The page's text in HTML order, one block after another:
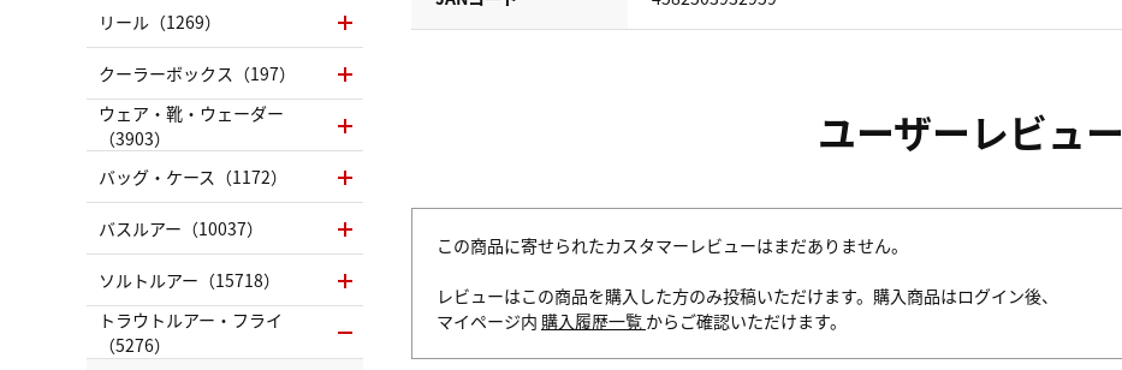
ユーザーレビュー
この商品に寄せられたカスタマーレビューはまだありません。
レビューはこの商品を購入した方のみ投稿いただけます。購入商品はログイン後、
マイページ内 購入履歴一覧 からご確認いただけます。
リール（1269）
クーラーボックス（197）
ウェア・靴・ウェーダー
（3903）
バッグ・ケース（1172）
バスルアー（10037）
ソルトルアー（15718）
トラウトルアー・フライ
（5276）